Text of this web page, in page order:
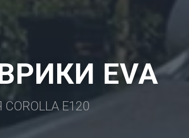
EVA
E120